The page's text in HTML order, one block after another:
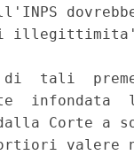
tali
infondata
Corte a
valere